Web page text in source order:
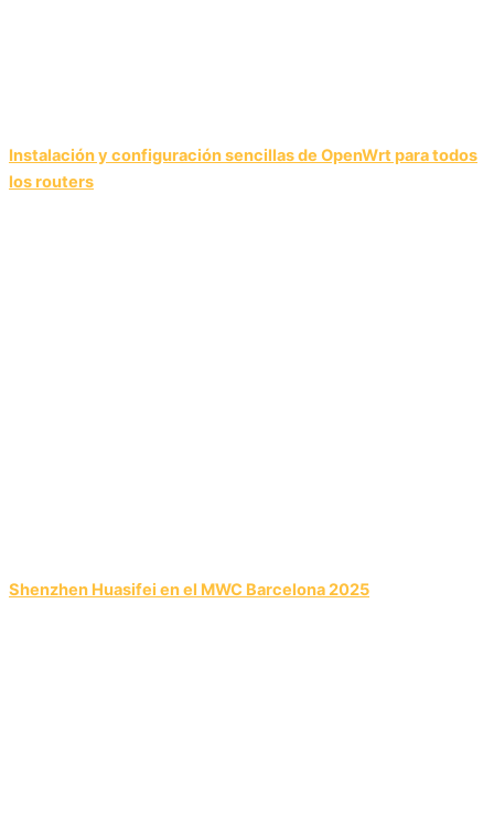
Instalación y configuración sencillas de OpenWrt para todos
los routers
Shenzhen Huasifei en el MWC Barcelona 2025